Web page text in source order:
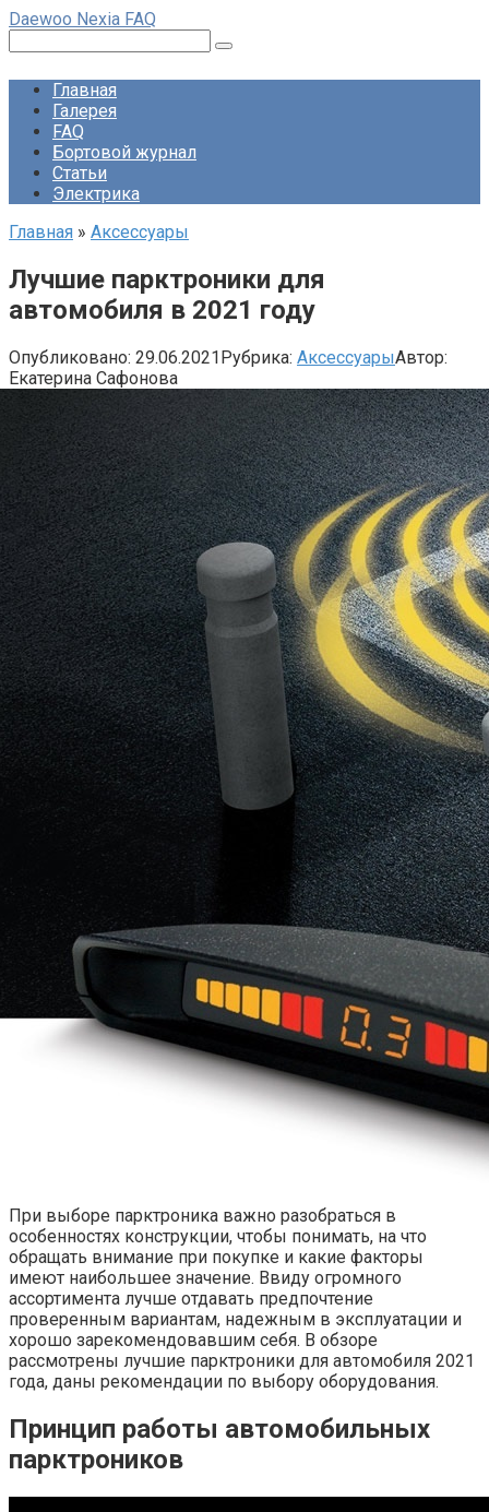
Перейти
контенту
Daewoo Nexia FAQ
Главная
Галерея
FAQ
Бортовой журнал
Статьи
Электрика
Главная » Аксессуары
Лучшие парктроники для
автомобиля в 2021 году
Опубликовано: 29.06.2021Рубрика: АксессуарыАвтор:
Екатерина Сафонова
При выборе парктроника важно разобраться в
особенностях конструкции, чтобы понимать, на что
обращать внимание при покупке и какие факторы
имеют наибольшее значение. Ввиду огромного
ассортимента лучше отдавать предпочтение
проверенным вариантам, надежным в эксплуатации и
хорошо зарекомендовавшим себя. В обзоре
рассмотрены лучшие парктроники для автомобиля 2021
года, даны рекомендации по выбору оборудования.
Принцип работы автомобильных
парктроников